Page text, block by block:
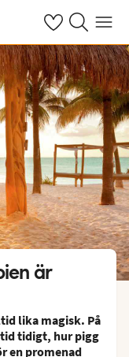
Se dinaSök på ving.se
Meny
är
lika magisk. På
tidigt, hur pigg
en promenad